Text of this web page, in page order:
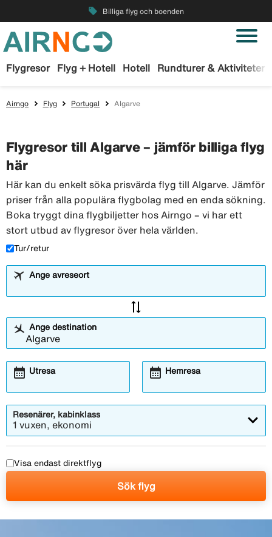
local_offer Billiga flyg och boenden
Flygresor Flyg + Hotell Hotell Rundturer & Aktiviteter
Airngo Flyg Portugal Algarve
Flygresor till Algarve – jämför billiga flyg
här
Här kan du enkelt söka prisvärda flyg till Algarve. Jämför
priser från alla populära flygbolag med en enda sökning.
Boka tryggt dina flygbiljetter hos Airngo – vi har ett
stort utbud av flygresor över hela världen.
Tur/retur
Ange avreseort
sync_alt
Ange destination
Utresa
calendar_month Hemresa
calendar_month
Resenärer, kabinklass
1 vuxen, ekonomi
Visa endast direktflyg
Sök flyg